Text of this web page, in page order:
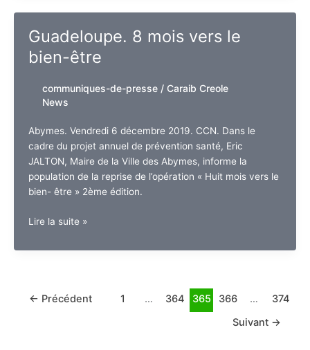
Frantz
Fanon
mais
immortel
Guadeloupe. 8 mois vers le
bien-être
communiques-de-presse/ Caraib Creole
News
Abymes. Vendredi 6 décembre 2019. CCN. Dans le
cadre du projet annuel de prévention santé, Eric
JALTON, Maire de la Ville des Abymes, informe la
population de la reprise de l’opération « Huit mois vers le
bien- être » 2ème édition.
Guadeloupe.
mois
bien-
Lire la suite »
← Précédent 1 … 364 365 366 …
374
Suivant →